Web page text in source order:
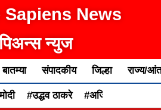
Sapiens News
न्युज
संपादकीय जिल्हा राज्य/
#उद्धव ठाकरे #अजित पवार